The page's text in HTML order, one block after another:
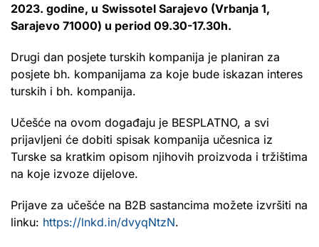
2023. godine, u Swissotel Sarajevo (Vrbanja 1,
Sarajevo 71000) u period 09.30-17.30h.
Drugi dan posjete turskih kompanija je planiran za
posjete bh. kompanijama za koje bude iskazan interes
turskih i bh. kompanija.
Učešće na ovom događaju je BESPLATNO, a svi
prijavljeni će dobiti spisak kompanija učesnica iz
Turske sa kratkim opisom njihovih proizvoda i tržištima
na koje izvoze dijelove.
Prijave za učešće na B2B sastancima možete izvršiti na
linku: https://lnkd.in/dvyqNtzN.